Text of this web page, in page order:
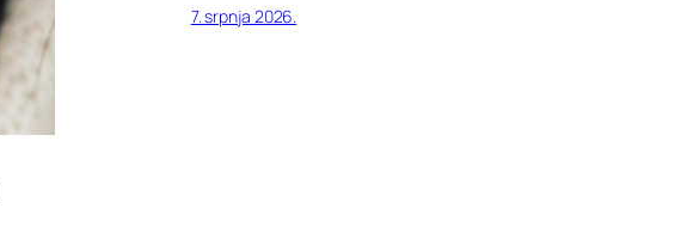
7. srpnja 2026.